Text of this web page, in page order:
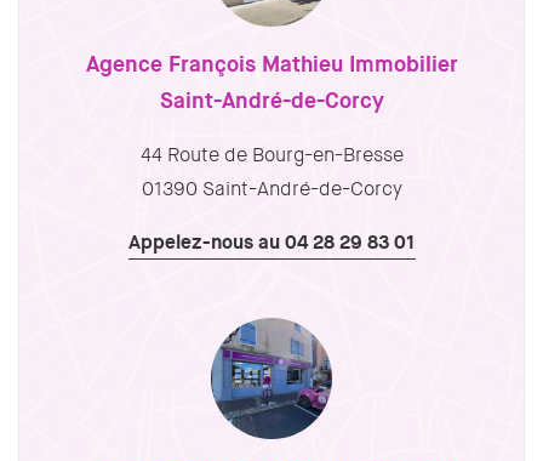
Agence François Mathieu Immobilier
Saint-André-de-Corcy
44 Route de Bourg-en-Bresse
01390 Saint-André-de-Corcy
Appelez-nous au 04 28 29 83 01